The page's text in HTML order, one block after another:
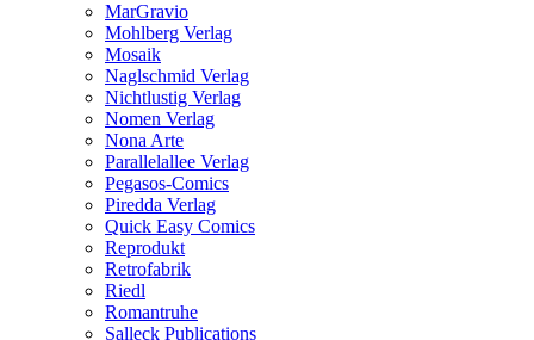
MarGravio
Mohlberg Verlag
Mosaik
Naglschmid Verlag
Nichtlustig Verlag
Nomen Verlag
Nona Arte
Parallelallee Verlag
Pegasos-Comics
Piredda Verlag
Quick Easy Comics
Reprodukt
Retrofabrik
Riedl
Romantruhe
Salleck Publications